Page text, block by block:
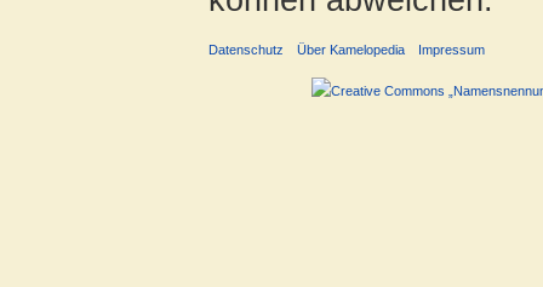
Datenschutz Über Kamelopedia Impressum